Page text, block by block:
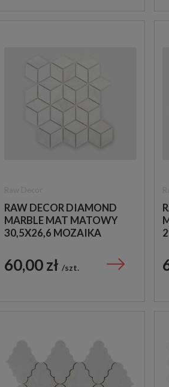
RAW DECOR DIAMOND
MARBLE MAT MATOWY
30,5X26,6 MOZAIKA
60,00 zł szt.